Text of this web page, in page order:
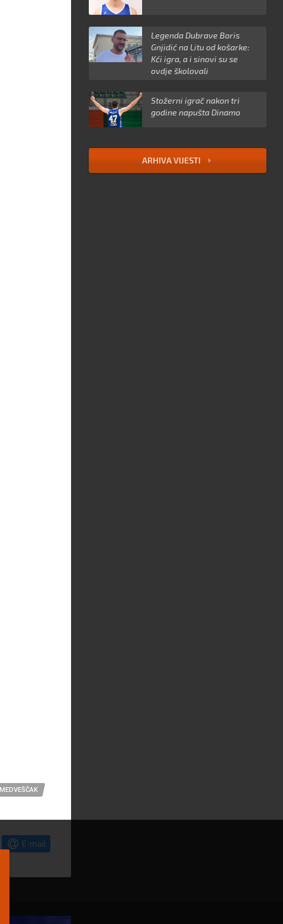
E-mail
Legenda Dubrave Boris
Gnjidić na Litu od košarke:
Kći igra, a i sinovi su se
ovdje školovali
Stožerni igrač nakon tri
godine napušta Dinamo
ARHIVA VIJESTI